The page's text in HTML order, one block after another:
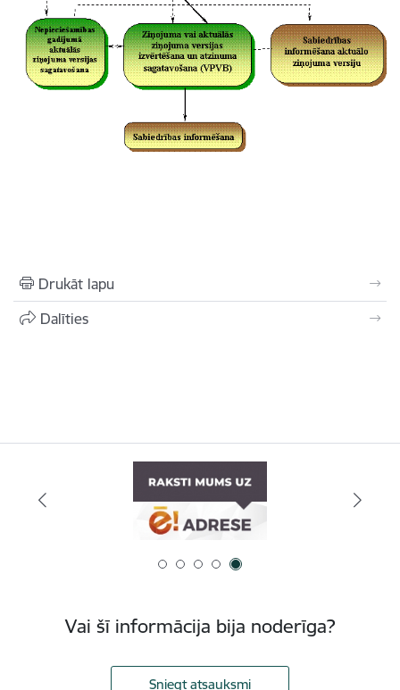
Drukāt lapu
Dalīties
Vai šī informācija bija noderīga?
Sniegt atsauksmi